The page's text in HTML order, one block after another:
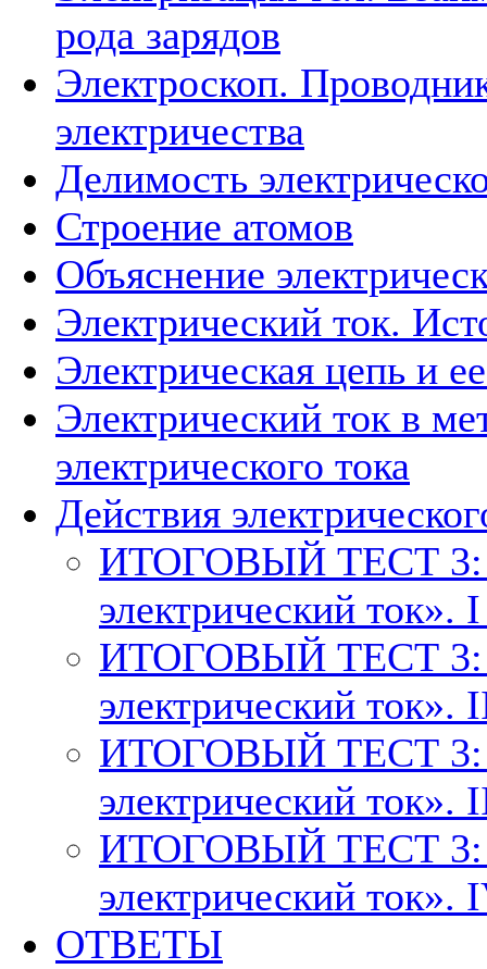
рода зарядов
Электроскоп.
электричества
Делимость
Строение атомов
Объяснение
Электрический ток.
Электрическая цепь и
Электрический ток в
электрического тока
Действия
ИТОГОВЫЙ ТЕСТ 3:
электрический ток».
ИТОГОВЫЙ ТЕСТ 3:
электрический ток».
ИТОГОВЫЙ ТЕСТ 3:
электрический ток».
ИТОГОВЫЙ ТЕСТ 3:
электрический ток».
ОТВЕТЫ